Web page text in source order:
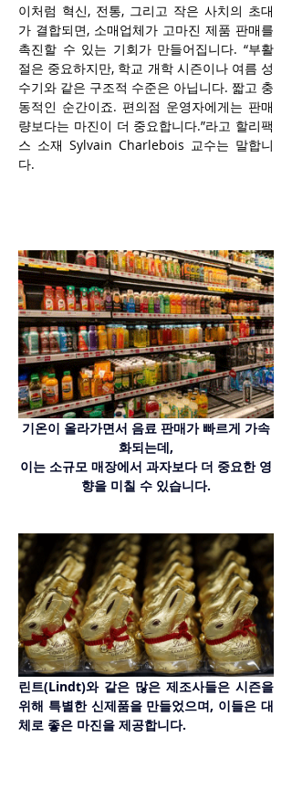
이처럼 혁신, 전통, 그리고 작은 사치의 초대
가 결합되면, 소매업체가 고마진 제품 판매를
촉진할 수 있는 기회가 만들어집니다. “부활
절은 중요하지만, 학교 개학 시즌이나 여름 성
수기와 같은 구조적 수준은 아닙니다. 짧고 충
동적인 순간이죠. 편의점 운영자에게는 판매
량보다는 마진이 더 중요합니다.”라고 할리팩
스 소재 Sylvain Charlebois 교수는 말합니
다.
기온이 올라가면서 음료 판매가 빠르게 가속
화되는데,
이는 소규모 매장에서 과자보다 더 중요한 영
향을 미칠 수 있습니다.
린트(Lindt)와 같은 많은 제조사들은 시즌을
위해 특별한 신제품을 만들었으며, 이들은 대
체로 좋은 마진을 제공합니다.